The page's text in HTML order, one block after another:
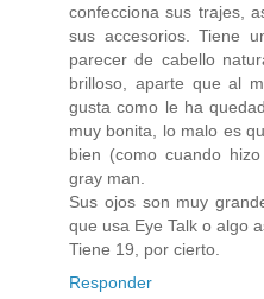
confecciona sus trajes,
sus accesorios. Tiene
parecer de cabello
brilloso, aparte que al
gusta como le ha
muy bonita, lo malo es
bien (como cuando
gray man.
Sus ojos son muy
que usa Eye Talk o algo
Tiene 19, por cierto.
Responder